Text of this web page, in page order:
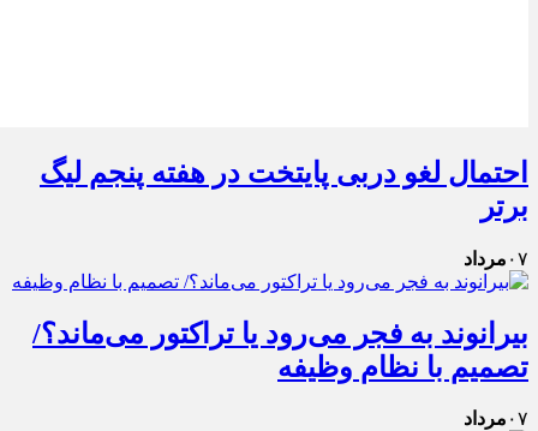
احتمال لغو دربی پایتخت در هفته پنجم لیگ
برتر
۰۷ مرداد
بیرانوند به فجر می‌رود یا تراکتور می‌ماند؟/
تصمیم با نظام وظیفه
۰۷ مرداد